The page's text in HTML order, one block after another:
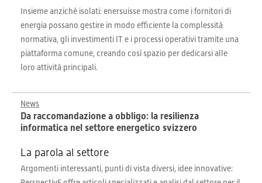
Insieme anziché isolati: enersuisse mostra come i fornitori di
energia possano gestire in modo efficiente la complessità
normativa, gli investimenti IT e i processi operativi tramite una
piattaforma comune, creando così spazio per dedicarsi alle
loro attività principali.
News
Da raccomandazione a obbligo: la resilienza
informatica nel settore energetico svizzero
La parola al settore
Argomenti interessanti, punti di vista diversi, idee innovative: